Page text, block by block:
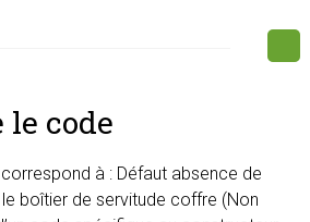
le code
à : Défaut absence de
boîtier de servitude coffre (Non